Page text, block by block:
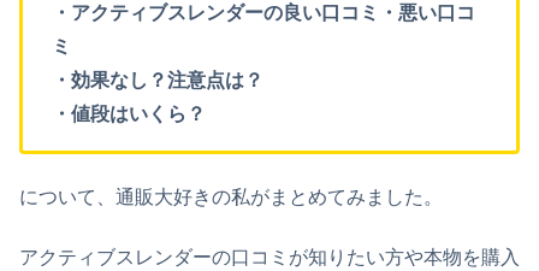
・アクティブスレンダーの良い口コミ・悪い口コ
ミ
・効果なし？注意点は？
・値段はいくら？
について、通販大好きの私がまとめてみました。
アクティブスレンダーの口コミが知りたい方や本物を購入